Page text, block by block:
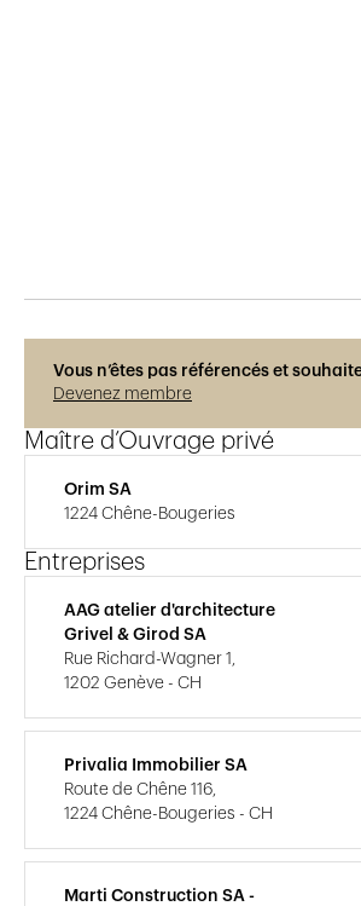
Vous n’êtes pas référencés et
Devenez membre
Maître d’Ouvrage privé
Orim SA
1224 Chêne-Bougeries
Entreprises
AAG atelier d'architecture
Grivel & Girod SA
Rue Richard-Wagner 1,
1202 Genève - CH
Privalia Immobilier SA
Route de Chêne 116,
1224 Chêne-Bougeries - CH
Marti Construction SA -